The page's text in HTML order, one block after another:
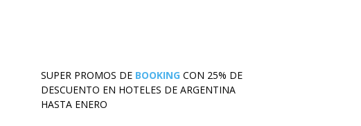
SUPER PROMOS DE BOOKING CON 25% DE
DESCUENTO EN HOTELES DE ARGENTINA
HASTA ENERO